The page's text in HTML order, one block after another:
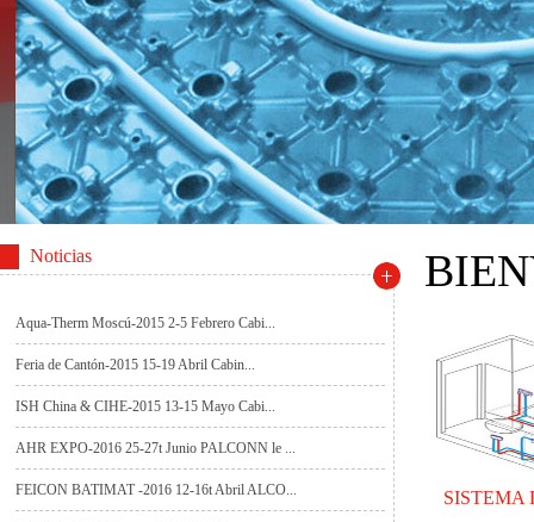
Noticias
Aqua-Therm Moscú-2015 2-5 Febrero Cabi...
Feria de Cantón-2015 15-19 Abril Cabin...
ISH China & CIHE-2015 13-15 Mayo Cabi...
AHR EXPO-2016 25-27t Junio PALCONN le ...
FEICON BATIMAT -2016 12-16t Abril ALCO... SISTEMA